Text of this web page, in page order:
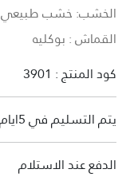
الخشب: خشب طبيعي
القماش : بوكليه
كود المنتج : 3901
يتم التسليم في 5ايام
الدفع عند الاستلام